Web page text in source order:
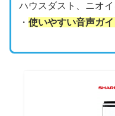
ハウスダスト、ニオ
・ 使いやすい音声ガイ